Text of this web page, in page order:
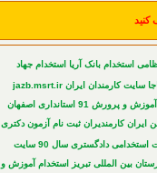
کنید
استخدام بانک آریا استخدام جهاد
سایت کارمندان ایران jazb.msrt.ir
و پرورش 91
استانداری اصفهان
ایرانكارمنديرانثبت نام آزمون دکتری
استخدامی دادگستری سال 90
سایت
بین المللی تبریز استخدام آموزش و